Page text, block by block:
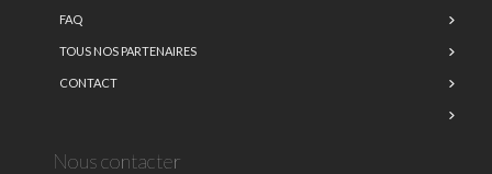
FAQ
TOUS NOS PARTENAIRES
CONTACT
Nous contacter